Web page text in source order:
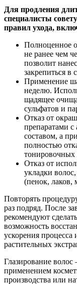
Для продления
специалисты
правил ухода,
Полноценное
не ранее чем
позволит
закрепиться в
Применение
неделю.
щадящее
сульфатов и
Отказ от
препаратами
составом, а
полностью
тонировочных
Отказ от
укладки
(пенок, лаков,
Повторять
раз подряд. После
рекомендуют
возможность
ускорения процесса
растительных
Глазирование волос
применением
производства или